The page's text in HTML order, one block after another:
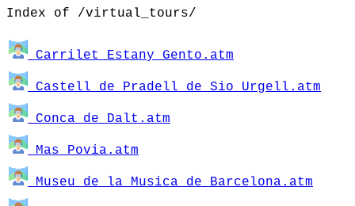
Index of /virtual_tours/
Carrilet_Estany_Gento.atm
Castell_de_Pradell_de_Sio_Urgell.atm
Conca_de_Dalt.atm
Mas_Povia.atm
Museu_de_la_Musica_de_Barcelona.atm